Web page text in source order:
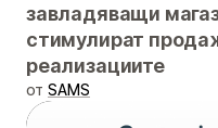
завладяващи
стимулират
реализациите
от SAMS